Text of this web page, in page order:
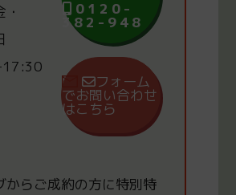
0120-
382-948
フォーム
でお問い合わせ
はこちら
からご成約の方に特別特